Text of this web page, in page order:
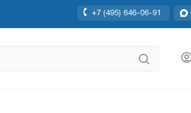
+7 (495) 646-06-91